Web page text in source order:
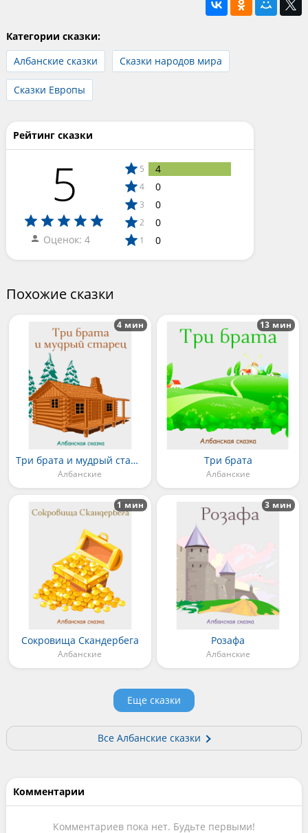
Категории сказки:
Албанские сказки
Сказки народов мира
Сказки Европы
Рейтинг сказки
5
Оценок: 4
5 4
4 0
3 0
2 0
1 0
Похожие сказки
Три брата и мудрый старец
Албанские
4 мин
Три брата
Албанские
13 мин
Сокровища Скандербега
Албанские
1 мин
Розафа
Албанские
3 мин
Еще сказки
Все Албанские сказки
Комментарии
Комментариев пока нет. Будьте первыми!